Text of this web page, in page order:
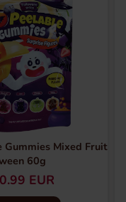
Gummies Mixed Fruit
60g
0.99 EUR